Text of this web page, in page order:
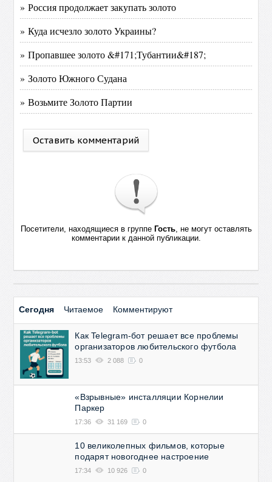
» Россия продолжает закупать золото
» Куда исчезло золото Украины?
» Пропавшее золото &#171;Тубантии&#187;
» Золото Южного Судана
» Возьмите Золото Партии
Оставить комментарий
Посетители, находящиеся в группе Гость, не могут оставлять
комментарии к данной публикации.
Сегодня Читаемое Комментируют
Как Telegram-бот решает все проблемы
организаторов любительского футбола
13:53 2 088 0
«Взрывные» инсталляции Корнелии
Паркер
17:36 31 169 0
10 великолепных фильмов, которые
подарят новогоднее настроение
17:34 10 926 0